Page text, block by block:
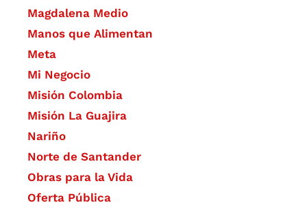
Magdalena Medio
Manos que Alimentan
Meta
Mi Negocio
Misión Colombia
Misión La Guajira
Nariño
Norte de Santander
Obras para la Vida
Oferta Pública